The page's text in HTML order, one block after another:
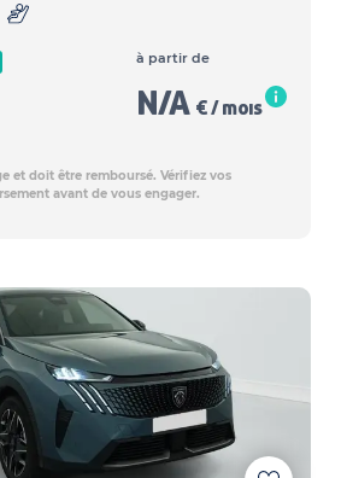
à partir de
N/A € / mois
et doit être remboursé. Vérifiez vos
avant de vous engager.